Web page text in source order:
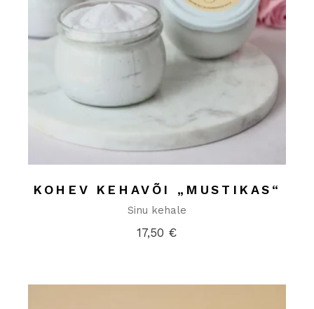
KOHEV KEHAVÕI „MUSTIKAS“
Sinu kehale
17,50 €